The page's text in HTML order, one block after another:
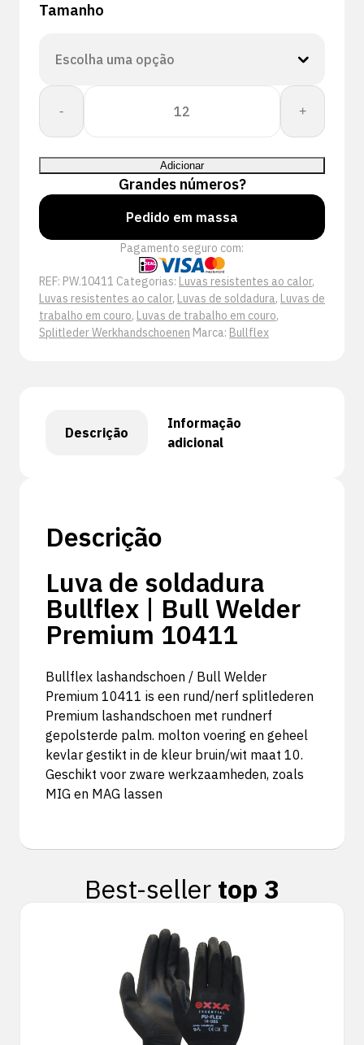
Tamanho
-
Quantidade
Bullflex
lashandschoen
|
Bull
Welder
Premium
+
Adicionar
Grandes números?
Pedido em massa
Pagamento seguro com:
REF: PW.10411 Categorias: Luvas resistentes ao calor,
Luvas resistentes ao calor, Luvas de soldadura, Luvas de
trabalho em couro, Luvas de trabalho em couro,
Splitleder Werkhandschoenen Marca: Bullflex
Descrição
Informação
adicional
Descrição
Luva de soldadura
Bullflex | Bull Welder
Premium 10411
Bullflex lashandschoen / Bull Welder
Premium 10411 is een rund/nerf splitlederen
Premium lashandschoen met rundnerf
gepolsterde palm. molton voering en geheel
kevlar gestikt in de kleur bruin/wit maat 10.
Geschikt voor zware werkzaamheden, zoals
MIG en MAG lassen
Best-seller top 3